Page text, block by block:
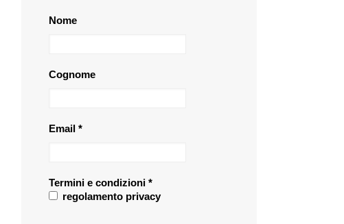
Nome
Cognome
Email *
Termini e condizioni *
regolamento privacy